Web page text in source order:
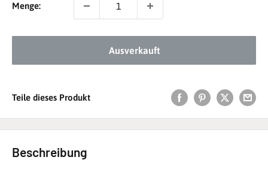
Menge:
Ausverkauft
Teile dieses Produkt
Beschreibung